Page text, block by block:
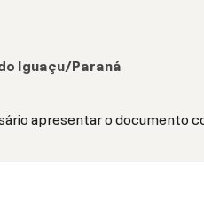
Iguaçu/Paraná
apresentar o documento